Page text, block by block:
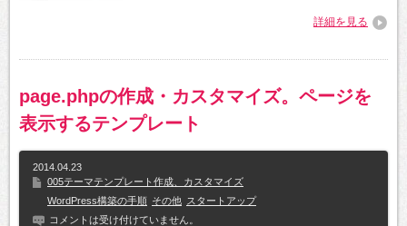
詳細を見る
page.phpの作成・カスタマイズ。ページを
表示するテンプレート
2014.04.23
005テーマテンプレート作成、カスタマイズ
WordPress構築の手順 その他 スタートアップ
コメントは受け付けていません。